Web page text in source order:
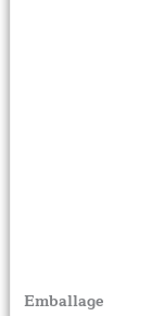
Emballage